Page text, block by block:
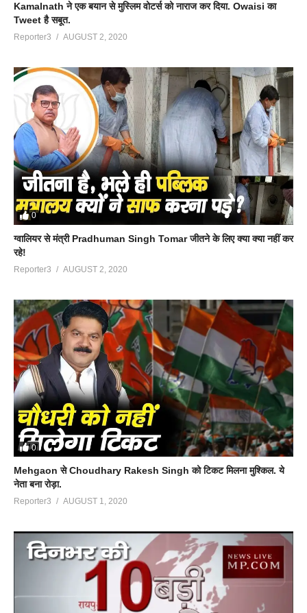
Kamalnath ने एक बयान से मुस्लिम वोटर्स को नाराज कर दिया. Owaisi का
Tweet है सबूत.
Reporter3 AUGUST 2, 2020
0
ग्वालियर से मंत्री Pradhuman Singh Tomar जीतने के लिए क्या क्या नहीं कर
रहे!
Reporter3 AUGUST 2, 2020
0
Mehgaon से Choudhary Rakesh Singh को टिकट मिलना मुश्किल. ये
नेता बना रोड़ा.
Reporter3 AUGUST 1, 2020